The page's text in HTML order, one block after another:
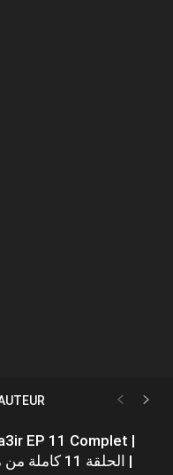
EP 11 Complet |
الحلقة 11 كاملة من مسلسل مشاعر 2 |